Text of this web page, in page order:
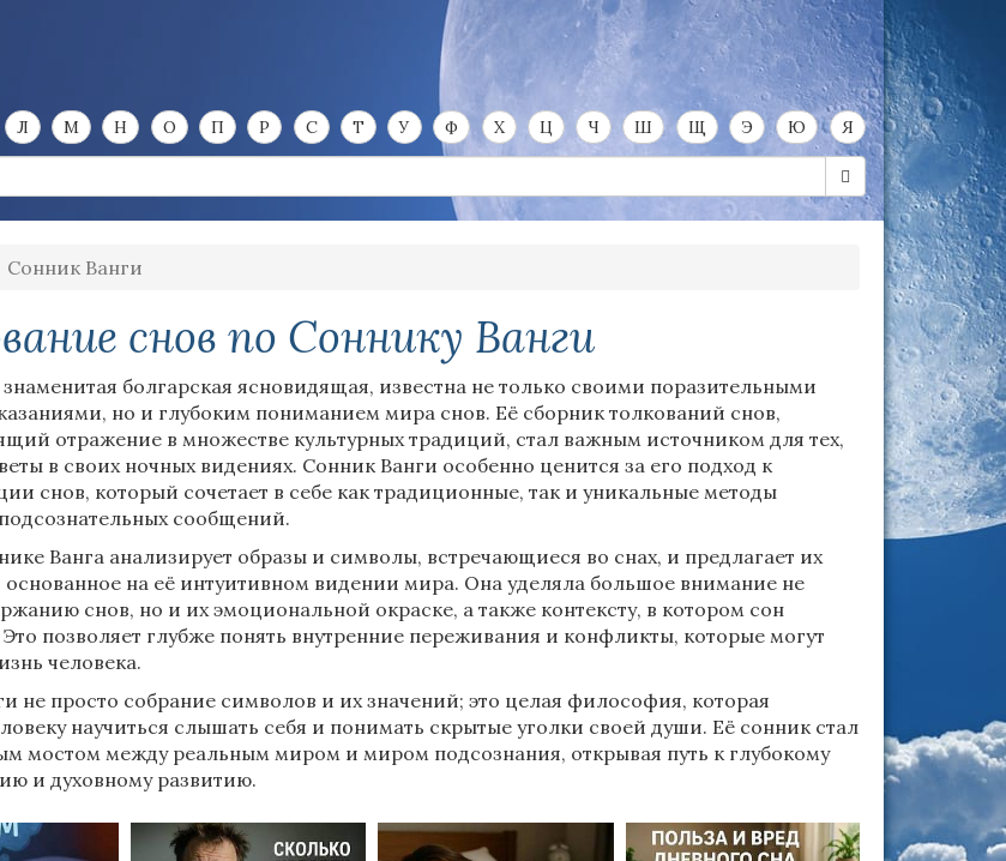
Л М Н О П Р С Т У Ф Х Ц Ч Ш Щ Э Ю Я
Сонник Ванги
снов по Соннику Ванги
знаменитая болгарская ясновидящая, известна не только своими поразительными
но и глубоким пониманием мира снов. Её сборник толкований снов,
отражение в множестве культурных традиций, стал важным источником для тех,
в своих ночных видениях. Сонник Ванги особенно ценится за его подход к
снов, который сочетает в себе как традиционные, так и уникальные методы
сообщений.
Ванга анализирует образы и символы, встречающиеся во снах, и предлагает их
основанное на её интуитивном видении мира. Она уделяла большое внимание не
снов, но и их эмоциональной окраске, а также контексту, в котором сон
позволяет глубже понять внутренние переживания и конфликты, которые могут
человека.
не просто собрание символов и их значений; это целая философия, которая
научиться слышать себя и понимать скрытые уголки своей души. Её сонник стал
мостом между реальным миром и миром подсознания, открывая путь к глубокому
и духовному развитию.